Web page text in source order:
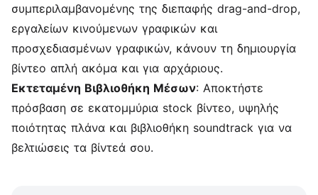
συμπεριλαμβανομένης της διεπαφής drag-and-drop,
εργαλείων κινούμενων γραφικών και
προσχεδιασμένων γραφικών, κάνουν τη δημιουργία
βίντεο απλή ακόμα και για αρχάριους.
Εκτεταμένη Βιβλιοθήκη Μέσων: Αποκτήστε
πρόσβαση σε εκατομμύρια stock βίντεο, υψηλής
ποιότητας πλάνα και βιβλιοθήκη soundtrack για να
βελτιώσεις τα βίντεά σου.